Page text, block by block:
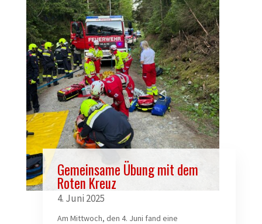
Gemeinsame Übung mit dem
Roten Kreuz
4. Juni 2025
Am Mittwoch, den 4. Juni fand eine